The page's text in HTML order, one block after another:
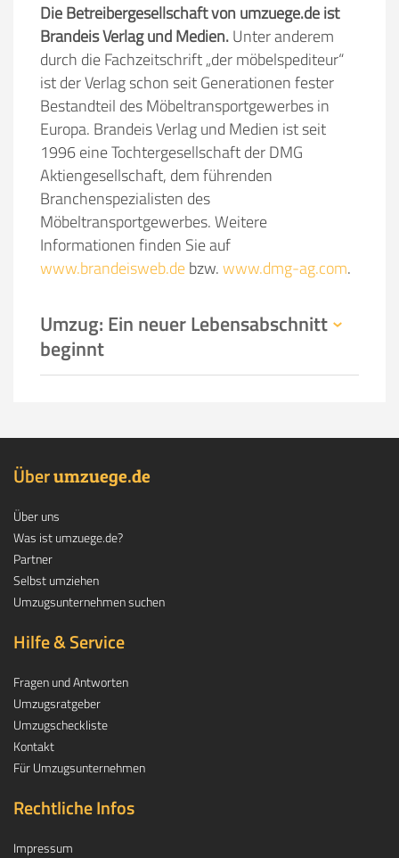
Die Betreibergesellschaft von umzuege.de ist
Brandeis Verlag und Medien.Unter anderem
durch die Fachzeitschrift „der möbelspediteur“
ist der Verlag schon seit Generationen fester
Bestandteil des Möbeltransportgewerbes in
Europa. Brandeis Verlag und Medien ist seit
1996 eine Tochtergesellschaft der DMG
Aktiengesellschaft, dem führenden
Branchenspezialisten des
Möbeltransportgewerbes. Weitere
Informationen finden Sie auf
www.brandeisweb.debzw.www.dmg-ag.com.
Umzug: Ein neuer Lebensabschnitt
beginnt
Überumzuege.de
Über uns
Was ist umzuege.de?
Partner
Selbst umziehen
Umzugsunternehmen suchen
Hilfe & Service
Fragen und Antworten
Umzugsratgeber
Umzugscheckliste
Kontakt
Für Umzugsunternehmen
Rechtliche Infos
Impressum